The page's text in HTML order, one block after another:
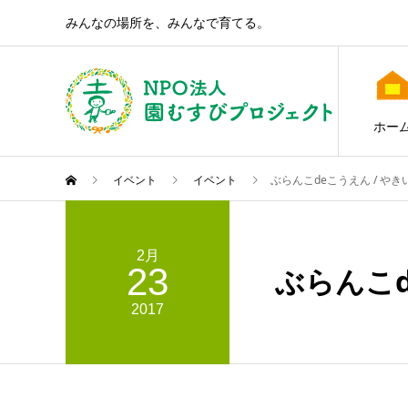
みんなの場所を、みんなで育てる。
ホー
イベント イベント ぶらんこdeこうえん / やき
2月
23
2017
ぶらんこ